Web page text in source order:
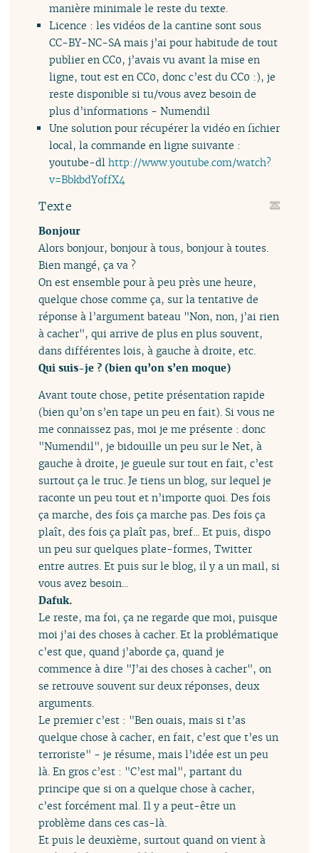
manière minimale le reste du texte.
Licence : les vidéos de la cantine sont sous
CC-BY-NC-SA mais j’ai pour habitude de tout
publier en CC0, j’avais vu avant la mise en
ligne, tout est en CC0, donc c’est du CC0 :), je
reste disponible si tu/vous avez besoin de
plus d’informations - Numendil
Une solution pour récupérer la vidéo en fichier
local, la commande en ligne suivante :
youtube-dl http://www.youtube.com/watch?
v=BbkbdYoffX4
Texte
Bonjour
Alors bonjour, bonjour à tous, bonjour à toutes.
Bien mangé, ça va ?
On est ensemble pour à peu près une heure,
quelque chose comme ça, sur la tentative de
réponse à l’argument bateau "Non, non, j’ai rien
à cacher", qui arrive de plus en plus souvent,
dans différentes lois, à gauche à droite, etc.
Qui suis-je ? (bien qu’on s’en moque)
Avant toute chose, petite présentation rapide
(bien qu’on s’en tape un peu en fait). Si vous ne
me connaissez pas, moi je me présente : donc
"Numendil", je bidouille un peu sur le Net, à
gauche à droite, je gueule sur tout en fait, c’est
surtout ça le truc. Je tiens un blog, sur lequel je
raconte un peu tout et n’importe quoi. Des fois
ça marche, des fois ça marche pas. Des fois ça
plaît, des fois ça plaît pas, bref... Et puis, dispo
un peu sur quelques plate-formes, Twitter
entre autres. Et puis sur le blog, il y a un mail, si
vous avez besoin...
Dafuk.
Le reste, ma foi, ça ne regarde que moi, puisque
moi j’ai des choses à cacher. Et la problématique
c’est que, quand j’aborde ça, quand je
commence à dire "J’ai des choses à cacher", on
se retrouve souvent sur deux réponses, deux
arguments.
Le premier c’est : "Ben ouais, mais si t’as
quelque chose à cacher, en fait, c’est que t’es un
terroriste" - je résume, mais l’idée est un peu
là. En gros c’est : "C’est mal", partant du
principe que si on a quelque chose à cacher,
c’est forcément mal. Il y a peut-être un
problème dans ces cas-là.
Et puis le deuxième, surtout quand on vient à